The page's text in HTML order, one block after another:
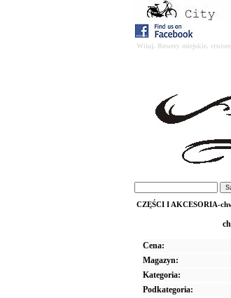
Witaj. Rowery miejskie,
CZĘŚCI I AKCESORIA-
Cena:
Magazyn:
Kategoria:
Podkategoria: